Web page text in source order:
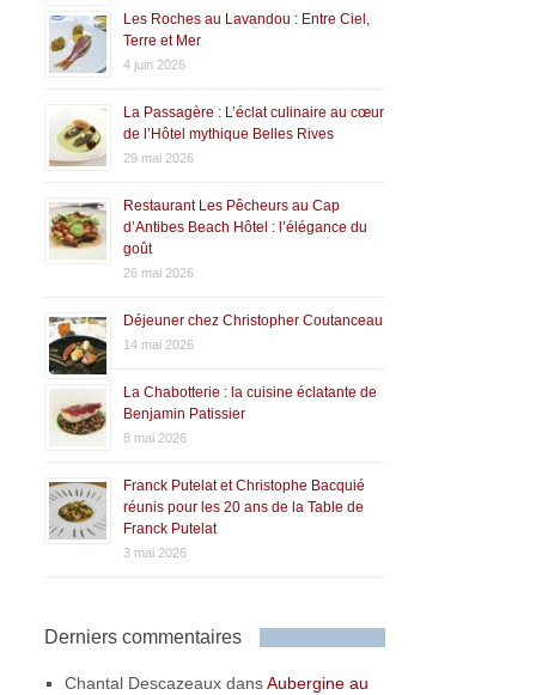
Les Roches au Lavandou : Entre Ciel,
Terre et Mer
4 juin 2026
La Passagère : L’éclat culinaire au cœur
de l’Hôtel mythique Belles Rives
29 mai 2026
Restaurant Les Pêcheurs au Cap
d’Antibes Beach Hôtel : l’élégance du
goût
26 mai 2026
Déjeuner chez Christopher Coutanceau
14 mai 2026
La Chabotterie : la cuisine éclatante de
Benjamin Patissier
8 mai 2026
Franck Putelat et Christophe Bacquié
réunis pour les 20 ans de la Table de
Franck Putelat
3 mai 2026
Derniers commentaires
Chantal Descazeaux dansAubergine au